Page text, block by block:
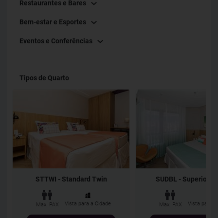
amenidades e ar-condicionado. As diárias incluem café da
manhã no Restaurante (que também oferece almoço em
Restaurantes e Bares
Bem-estar e Esportes
Eventos e Conferências
Tipos de Quarto
STTWI - Standard Twin
Max. PAX Vista para a Cidade
SUDBL - Superior
Max. PAX Vista para a